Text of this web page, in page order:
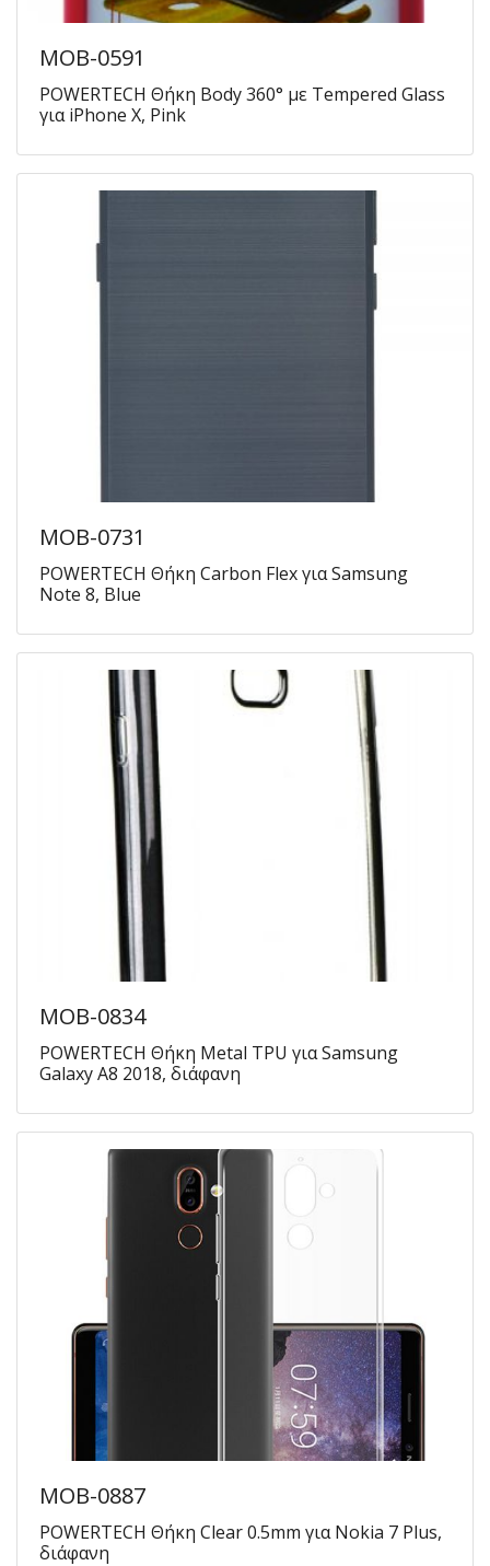
MOB-0591
POWERTECH Θήκη Body 360° με Tempered Glass
για iPhone X, Pink
MOB-0731
POWERTECH Θήκη Carbon Flex για Samsung
Note 8, Blue
MOB-0834
POWERTECH Θήκη Metal TPU για Samsung
Galaxy A8 2018, διάφανη
MOB-0887
POWERTECH Θήκη Clear 0.5mm για Nokia 7 Plus,
διάφανη